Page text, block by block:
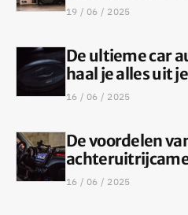
19 / 06 / 2025
De ultieme car
haal je alles uit
16 / 06 / 2025
De voordelen
16 / 06 / 2025